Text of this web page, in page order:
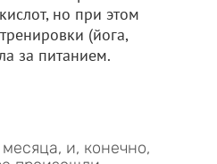
но при этом
(йога,
за питанием.
и, конечно,